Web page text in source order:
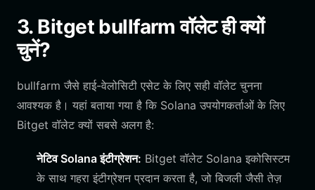
3. Bitget bullfarm वॉलेट ही क्यों
चुनें?
bullfarm जैसे हाई-वेलोसिटी एसेट के लिए सही वॉलेट चुनना
आवश्यक है। यहां बताया गया है कि Solana उपयोगकर्ताओं के लिए
Bitget वॉलेट क्यों सबसे अलग है:
नेटिव Solana इंटीग्रेशन: Bitget वॉलेट Solana इकोसिस्टम
के साथ गहरा इंटीग्रेशन प्रदान करता है, जो बिजली जैसी तेज़